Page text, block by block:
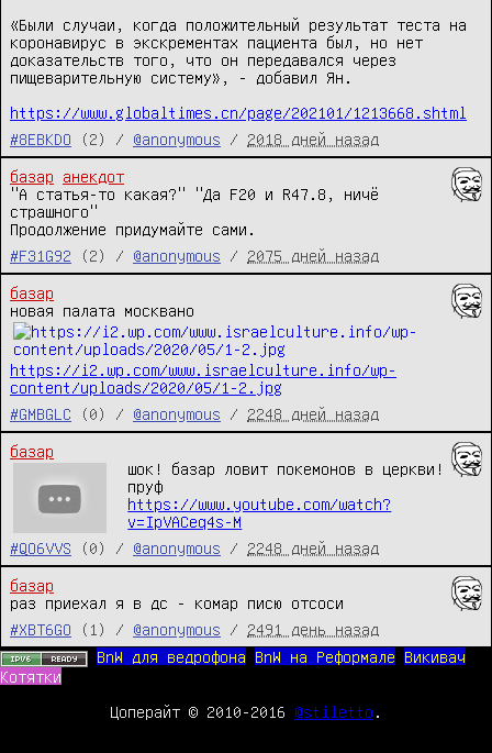
«Были случаи, когда положительный результат теста на
коронавирус в экскрементах пациента был, но нет
доказательств того, что он передавался через
пищеварительную систему», - добавил Ян.
https://www.globaltimes.cn/page/202101/1213668.shtml
#8EBKDO
(2) / @anonymous / 2018 дней назад
базар
анекдот
"А статья-то какая?" "Да F20 и R47.8, ничё
страшного"
Продолжение придумайте сами.
#F31G92
(2) / @anonymous / 2075 дней назад
базар
https://i2.wp.com/www.israelculture.info/wp-
content/uploads/2020/05/1-2.jpg
#GMBGLC
(0) / @anonymous / 2248 дней назад
базар
шок! базар ловит покемонов в церкви!
https://www.youtube.com/watch?
v=IpVACeq4s-M
#QO6VVS
(0) / @anonymous / 2248 дней назад
базар
раз приехал я в дс - комар писю отсоси
#XBT6GO
(1) / @anonymous / 2491 день назад
BnW для ведрофона
BnW на Реформале
Викивач
Котятки
Цоперайт © 2010-2016 @stiletto